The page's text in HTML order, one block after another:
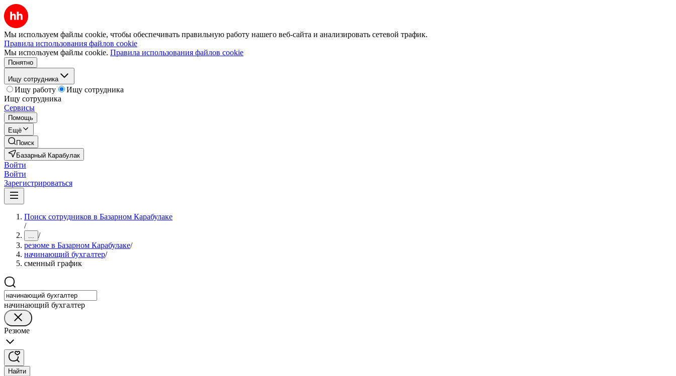
Мы используем файлы cookie, чтобы обеспечивать правильную работу нашего веб-сайта и анализировать сетевой трафик.
Правила использования файлов cookie
Мы используем файлы cookie. Правила использования файлов cookie
Понятно
Ищу сотрудника
Ищу работу
Ищу сотрудника
Ищу сотрудника
Сервисы
Помощь
Ещё
Поиск
Базарный Карабулак
Войти
Войти
Зарегистрироваться
Поиск сотрудников в Базарном Карабулаке
/
... /
резюме в Базарном Карабулаке/
начинающий бухгалтер/
сменный график
начинающий бухгалтер
Резюме
Найти